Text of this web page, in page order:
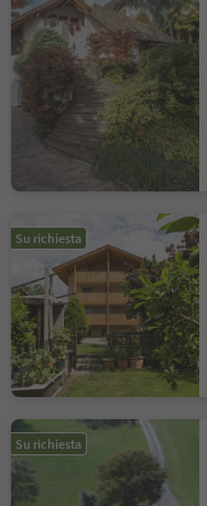
Su richiesta
Su richiesta